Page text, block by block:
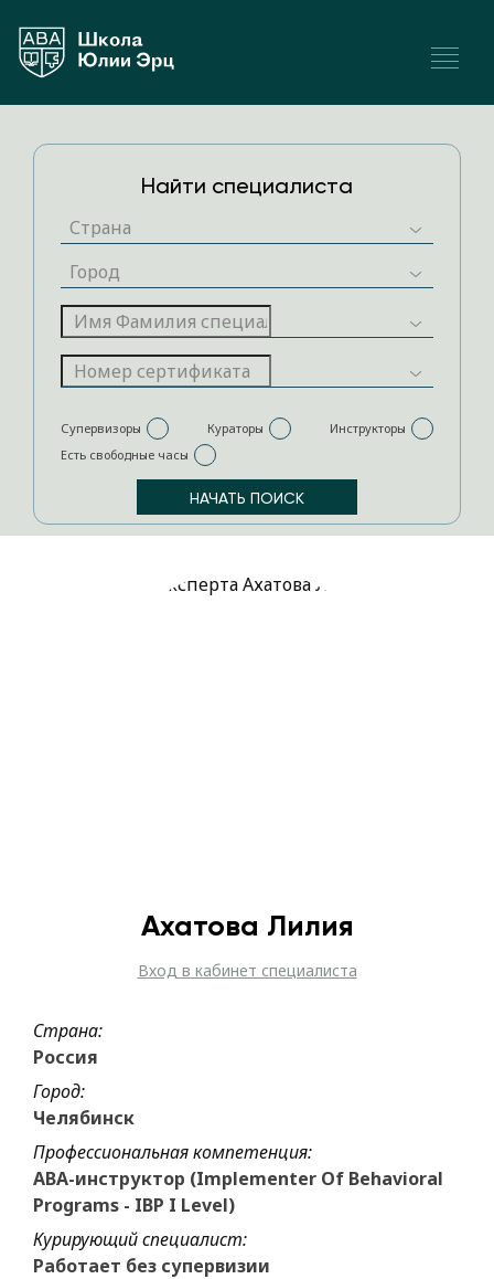
Найти специалиста
Супервизоры Кураторы
Инструкторы
Есть свободные часы
Ахатова Лилия
Вход в кабинет специалиста
Страна:
Россия
Город:
Челябинск
Профессиональная компетенция:
ABA-инструктор (Implementer Of Behavioral
Programs - IBP I Level)
Курирующий специалист:
Работает без супервизии